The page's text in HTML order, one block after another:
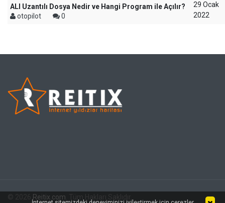
ALI Uzantılı Dosya Nedir ve Hangi Program ile Açılır?
otopilot
0
29 Ocak
2022
Reitix.com